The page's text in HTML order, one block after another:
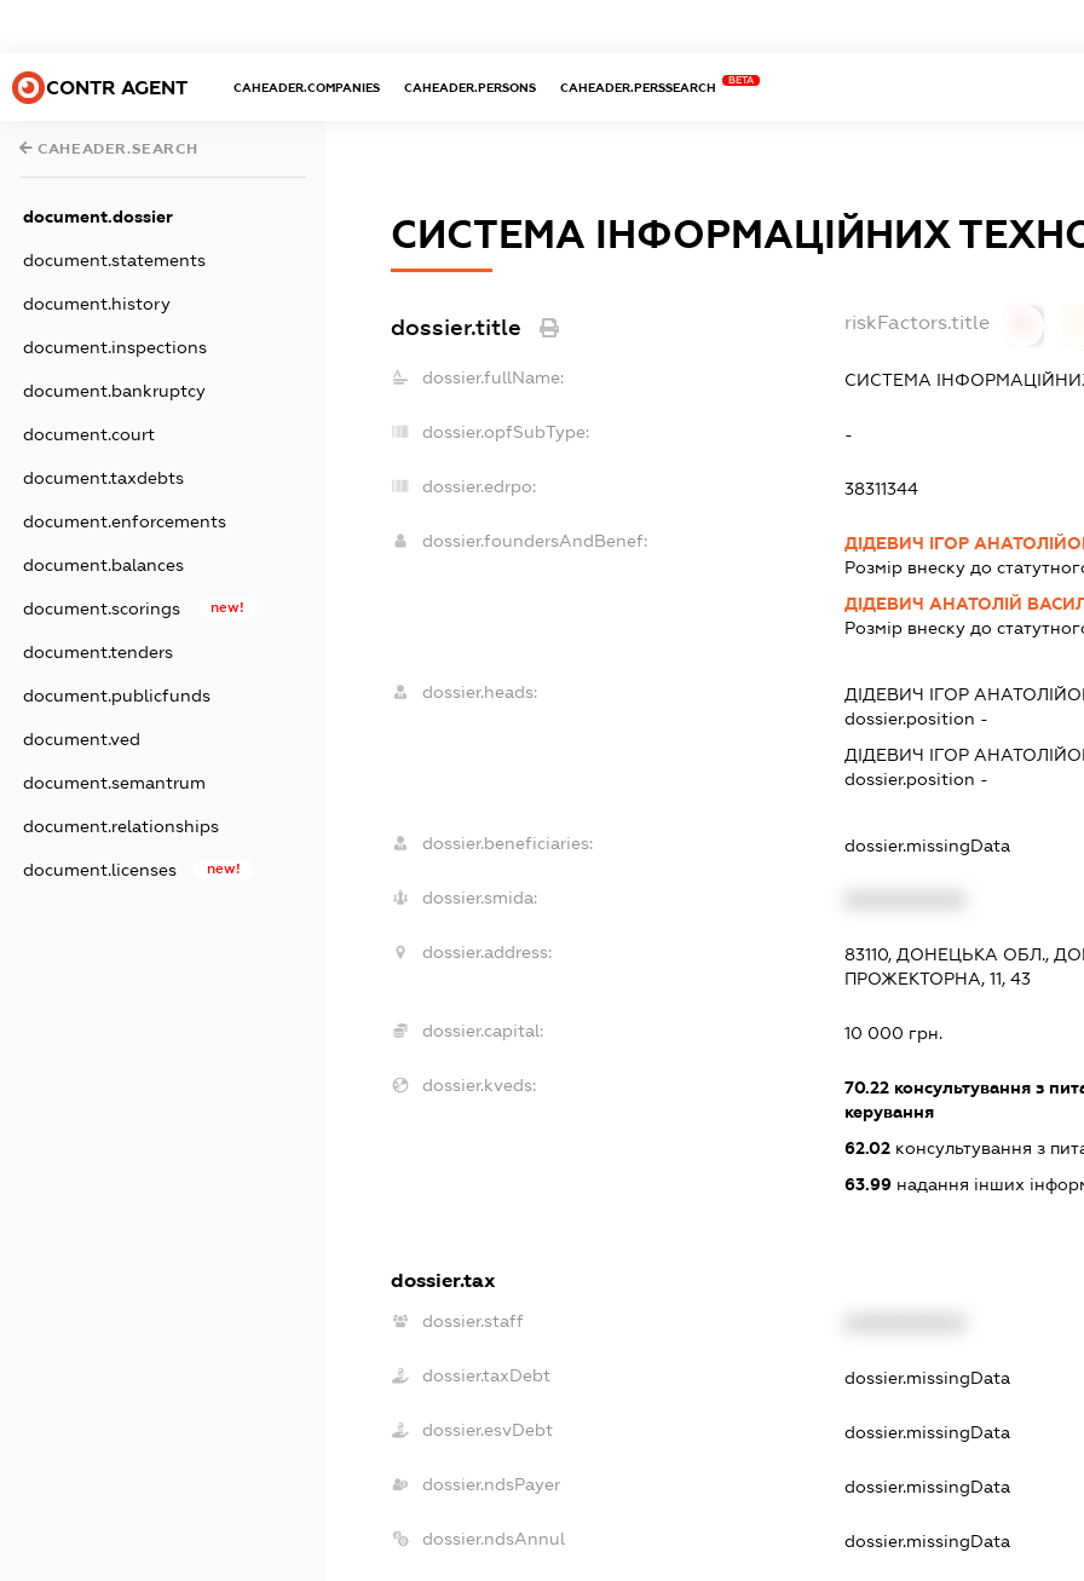
CONTR AGENT CAHEADER.COMPANIES CAHEADER.PERSONS CAHEADER.PERSSEARCH
BETA
CAHEADER.SEARCH
document.dossier
document.statements
document.history
document.inspections
document.bankruptcy
document.court
document.taxdebts
document.enforcements
document.balances
document.scorings new!
document.tenders
document.publicfunds
document.ved
document.semantrum
document.relationships
document.licenses new!
СИСТЕМА ІНФОРМАЦІЙНИХ
dossier.title riskFactors.title
dossier.fullName: СИСТЕМА
dossier.opfSubType: -
dossier.edrpo: 38311344
dossier.foundersAndBenef:
ДІДЕВИЧ ІГОР
Розмір внеску до
ДІДЕВИЧ АНАТОЛІЙ
Розмір внеску до
dossier.heads: ДІДЕВИЧ ІГОР
dossier.position -
ДІДЕВИЧ ІГОР
dossier.position -
dossier.beneficiaries: dossier.missingData
dossier.smida:
dossier.address:
83110, ДОНЕЦЬКА ОБЛ.,
ПРОЖЕКТОРНА, 11, 43
dossier.capital: 10 000 грн.
dossier.kveds: 70.22консультування з
керування
62.02консультування з
63.99надання інших
dossier.tax
dossier.staff
dossier.taxDebt dossier.missingData
dossier.esvDebt dossier.missingData
dossier.ndsPayer dossier.missingData
dossier.ndsAnnul dossier.missingData